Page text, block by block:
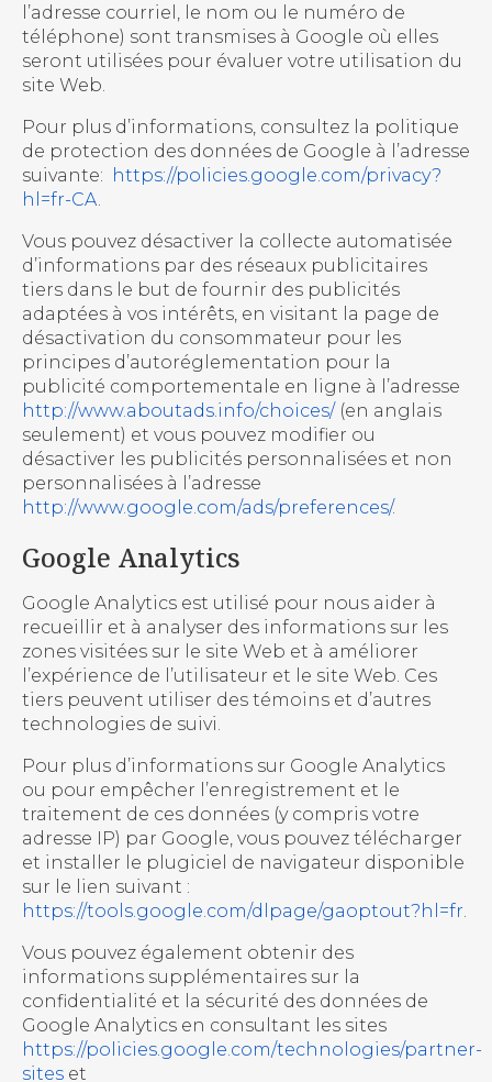
l’adresse courriel, le nom ou le numéro de
téléphone) sont transmises à Google où elles
seront utilisées pour évaluer votre utilisation du
site Web.
Pour plus d’informations, consultez la politique
de protection des données de Google à l’adresse
suivante: https://policies.google.com/privacy?
hl=fr-CA.
Vous pouvez désactiver la collecte automatisée
d’informations par des réseaux publicitaires
tiers dans le but de fournir des publicités
adaptées à vos intérêts, en visitant la page de
désactivation du consommateur pour les
principes d’autoréglementation pour la
publicité comportementale en ligne à l’adresse
http://www.aboutads.info/choices/(en anglais
seulement) et vous pouvez modifier ou
désactiver les publicités personnalisées et non
personnalisées à l’adresse
http://www.google.com/ads/preferences/.
Google Analytics
Google Analytics est utilisé pour nous aider à
recueillir et à analyser des informations sur les
zones visitées sur le site Web et à améliorer
l’expérience de l’utilisateur et le site Web. Ces
tiers peuvent utiliser des témoins et d’autres
technologies de suivi.
Pour plus d’informations sur Google Analytics
ou pour empêcher l’enregistrement et le
traitement de ces données (y compris votre
adresse IP) par Google, vous pouvez télécharger
et installer le plugiciel de navigateur disponible
sur le lien suivant :
https://tools.google.com/dlpage/gaoptout?hl=fr.
Vous pouvez également obtenir des
informations supplémentaires sur la
confidentialité et la sécurité des données de
Google Analytics en consultant les sites
https://policies.google.com/technologies/partner-
sites et